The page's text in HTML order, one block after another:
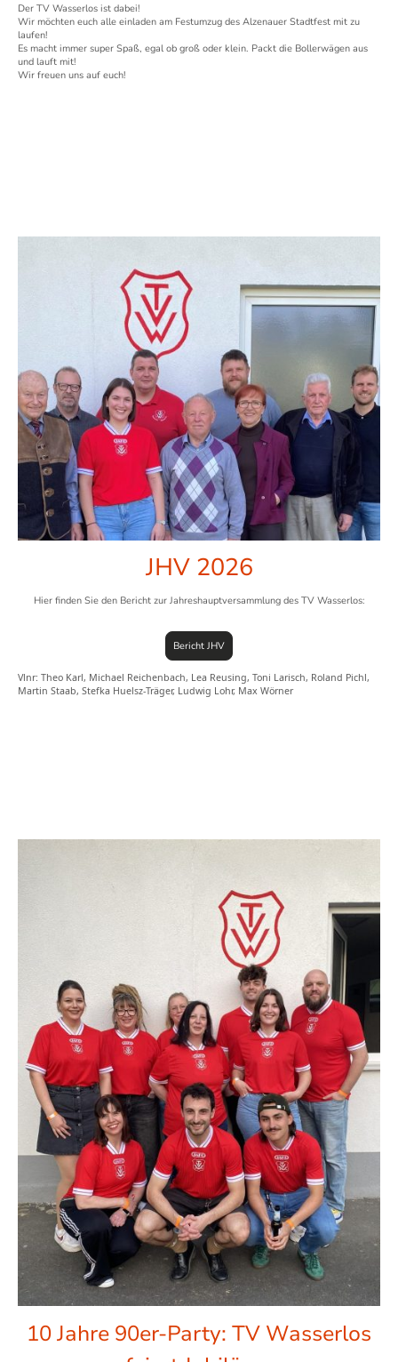
Der TV Wasserlos ist dabei!
Wir möchten euch alle einladen am Festumzug des Alzenauer Stadtfest mit zu
laufen!
Es macht immer super Spaß, egal ob groß oder klein. Packt die Bollerwägen aus
und lauft mit!
Wir freuen uns auf euch!
JHV 2026
Hier finden Sie den Bericht zur Jahreshauptversammlung des TV Wasserlos:
Bericht JHV
Vlnr: Theo Karl, Michael Reichenbach, Lea Reusing, Toni Larisch, Roland Pichl,
Martin Staab, Stefka Huelsz-Träger, Ludwig Lohr, Max Wörner
10 Jahre 90er-Party: TV Wasserlos